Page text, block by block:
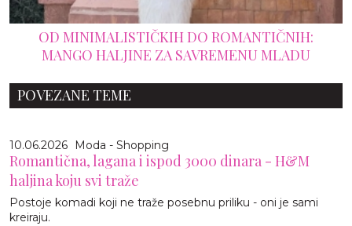
OD MINIMALISTIČKIH DO ROMANTIČNIH:
MANGO HALJINE ZA SAVREMENU MLADU
POVEZANE TEME
10.06.2026 Moda - Shopping
Romantična, lagana i ispod 3000 dinara - H&M
haljina koju svi traže
Postoje komadi koji ne traže posebnu priliku - oni je sami
kreiraju.